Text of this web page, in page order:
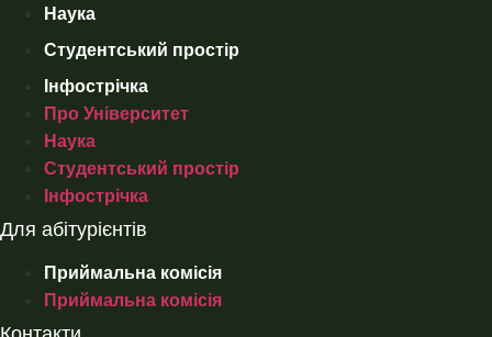
Наука
Студентський простір
Інфострічка
Про Університет
Наука
Студентський простір
Інфострічка
Для абітурієнтів
Приймальна комісія
Приймальна комісія